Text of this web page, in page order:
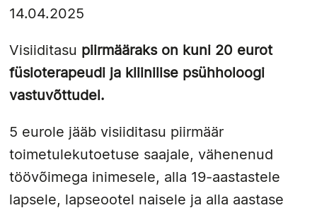
14.04.2025
Visiiditasu piirmääraks on kuni 20 eurot
füsioterapeudi ja kliinilise psühholoogi
vastuvõttudel.
5 eurole jääb visiiditasu piirmäär
toimetulekutoetuse saajale, vähenenud
töövõimega inimesele, alla 19-aastastele
lapsele, lapseootel naisele ja alla aastase